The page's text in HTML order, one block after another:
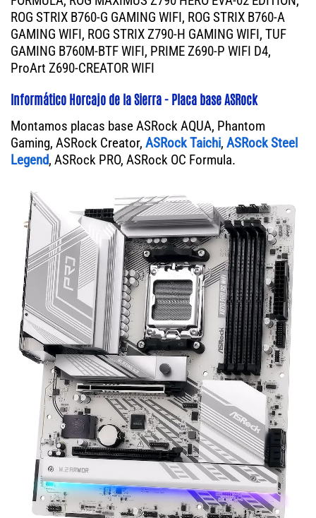
ROG STRIX B760-G GAMING WIFI, ROG STRIX B760-A
GAMING WIFI, ROG STRIX Z790-H GAMING WIFI, TUF
GAMING B760M-BTF WIFI, PRIME Z690-P WIFI D4,
ProArt Z690-CREATOR WIFI
Informático Horcajo de la Sierra - Placa base ASRock
Montamos placas base ASRock AQUA, Phantom
Gaming, ASRock Creator, ASRock Taichi, ASRock Steel
Legend, ASRock PRO, ASRock OC Formula.